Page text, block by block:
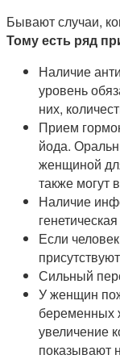
Бывают случаи,
Тому есть ряд
Наличие
уровень
них,
Прием
йода.
женщиной
также могут
Наличие
Если
Сильный
У женщин
беременных
увеличение
показывают